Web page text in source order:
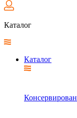
Каталог
Каталог